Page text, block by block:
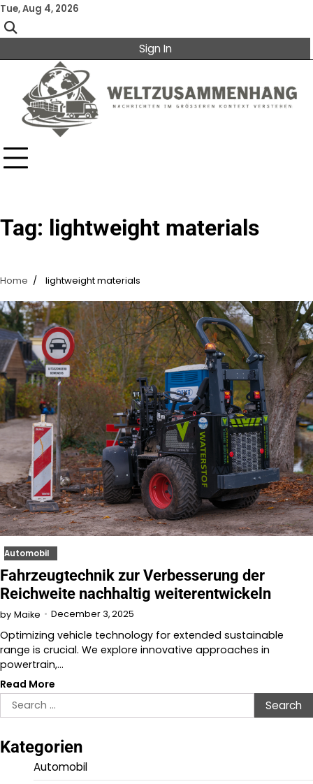
Skip
to
content
Tue, Aug 4, 2026
Sign In
Tag: lightweight materials
Home lightweight materials
Automobil
Fahrzeugtechnik zur Verbesserung der
Reichweite nachhaltig weiterentwickeln
by Maike December 3, 2025
Optimizing vehicle technology for extended sustainable
range is crucial. We explore innovative approaches in
powertrain,…
Read More
Search
for:
Kategorien
Automobil